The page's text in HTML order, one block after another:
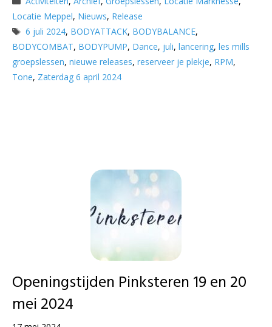
Locatie Meppel, Nieuws, Release
Tags
6 juli 2024, BODYATTACK, BODYBALANCE,
BODYCOMBAT, BODYPUMP, Dance, juli, lancering, les mills
groepslessen, nieuwe releases, reserveer je plekje, RPM,
Tone, Zaterdag 6 april 2024
Openingstijden Pinksteren 19 en 20
mei 2024